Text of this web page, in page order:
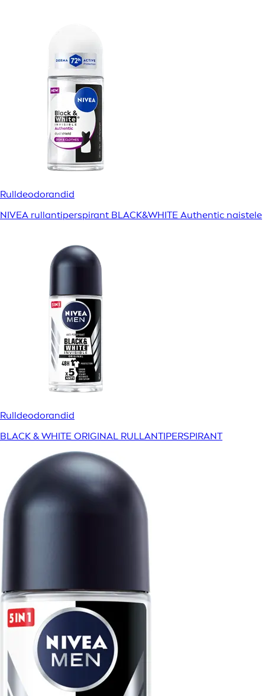
Rulldeodorandid
NIVEA rullantiperspirant BLACK&WHITE Authentic naistele
Rulldeodorandid
BLACK & WHITE ORIGINAL RULLANTIPERSPIRANT